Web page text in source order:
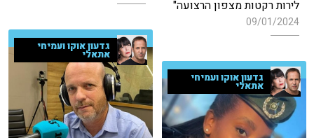
לירות רקטות מצפון הרצועה"
09/01/2024
גדעון אוקו ועמיחי
אתאלי
גדעון אוקו ועמיחי
אתאלי